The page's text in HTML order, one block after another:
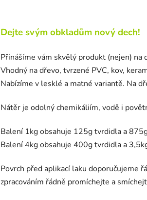
Dejte svým obkladům nový dech!
Přinášíme vám skvělý produkt (nejen) na
Vhodný na dřevo, tvrzené PVC, kov,
Nabízíme v lesklé a matné variantě. Na
Nátěr je odolný chemikáliím, vodě i
Balení 1kg obsahuje 125g tvrdidla a
Balení 4kg obsahuje 400g tvrdidla a
Povrch před aplikací laku doporučujeme
zpracováním řádně promíchejte a